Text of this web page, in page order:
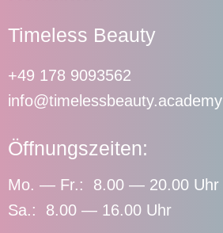
Timeless Beauty
+49 178 9093562
info@timelessbeauty.academy
Öffnungszeiten:
Mo. — Fr.: 8.00 — 20.00 Uhr
Sa.: 8.00 — 16.00 Uhr